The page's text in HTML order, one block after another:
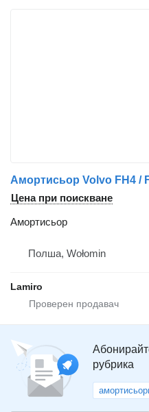
Цена при поискване
Амортисьор
Полша, Wołomin
Lamiro
рубрика